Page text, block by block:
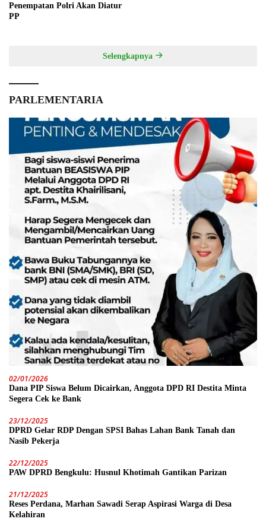
Penempatan Polri Akan Diatur
PP
Selengkapnya
PARLEMENTARIA
02/01/2026
Dana PIP Siswa Belum Dicairkan, Anggota DPD RI Destita Minta
Segera Cek ke Bank
23/12/2025
DPRD Gelar RDP Dengan SPSI Bahas Lahan Bank Tanah dan
Nasib Pekerja
22/12/2025
PAW DPRD Bengkulu: Husnul Khotimah Gantikan Parizan
21/12/2025
Reses Perdana, Marhan Sawadi Serap Aspirasi Warga di Desa
Kelahiran